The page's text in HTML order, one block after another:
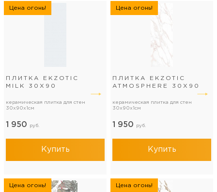
Цена огонь!
ПЛИТКА EKZOTIC
MILK 30Х90
керамическая плитка для стен
30x90x1см
1 950 руб.
Купить
Цена огонь!
ПЛИТКА EKZOTIC
ATMOSPHERE 30Х90
керамическая плитка для стен
30x90x1см
1 950 руб.
Купить
Цена огонь! Цена огонь!